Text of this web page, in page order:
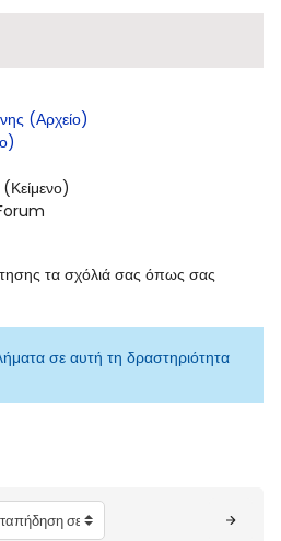
(Αρχείο)
τα σχόλιά σας όπως σας
σε αυτή τη δραστηριότητα
σε...